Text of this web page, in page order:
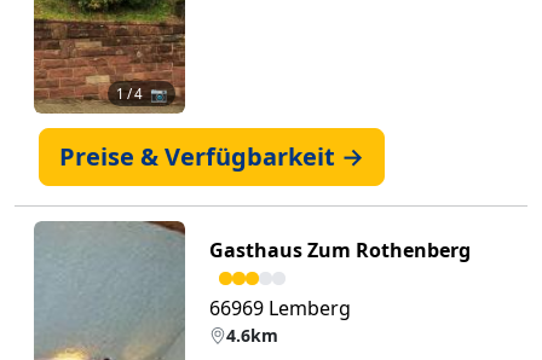
1/ 4 📷
Preise & Verfügbarkeit →
Gasthaus Zum Rothenberg
66969 Lemberg
4.6km